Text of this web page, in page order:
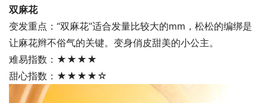
双麻花
变发重点：“双麻花”适合发量比较大的mm，松松的编绑是
让麻花辫不俗气的关键。变身俏皮甜美的小公主。
难易指数：★★★★
甜心指数：★★★★☆